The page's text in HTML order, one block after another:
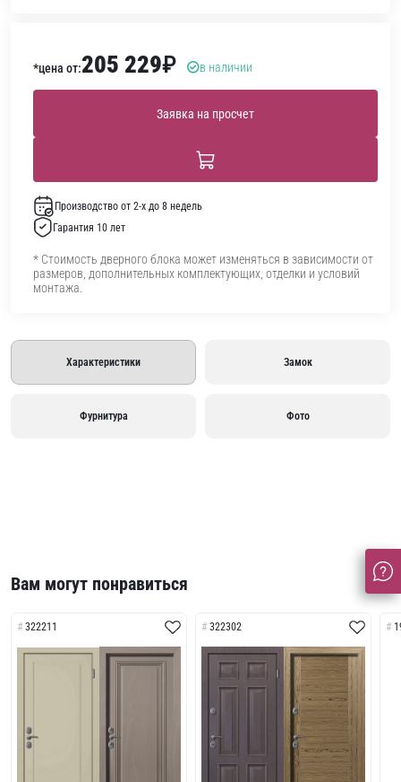
*цена от:205 229₽ в наличии
Заявка на просчет
Производство от 2-х до 8 недель
Гарантия 10 лет
* Стоимость дверного блока может изменяться в зависимости от
размеров, дополнительных комплектующих, отделки и условий
монтажа.
Характеристики Замок
Фурнитура Фото
Вам могут понравиться
322211 322302